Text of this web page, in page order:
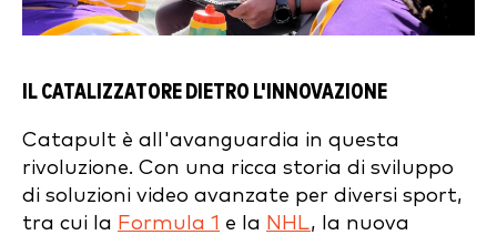
IL CATALIZZATORE DIETRO L'INNOVAZIONE
Catapult è all'avanguardia in questa
rivoluzione. Con una ricca storia di sviluppo
di soluzioni video avanzate per diversi sport,
tra cui la Formula 1 e la NHL, la nuova